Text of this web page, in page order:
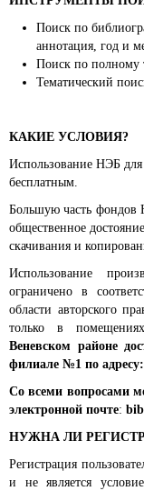
Поиск по
аннотация, год и
Поиск по полному
Тематический
КАКИЕ УСЛОВИЯ?
Использование НЭБ для
бесплатным.
Большую часть фондов
общественное
скачивания и
Использование
ограничено в
области авторского
только в
Веневском районе
филиале №1 по
Со всеми вопросами
электронной почте:
НУЖНА ЛИ
Регистрация
и не является